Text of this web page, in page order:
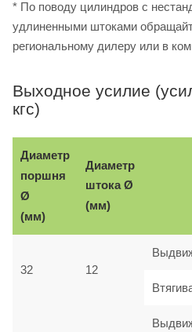
* По поводу цилиндров с
удлиненными штоками
региональному дилеру или в
Выходное усилие
кгс)
Диаметр
поршня
Ø
(мм)
Диаметр
штокаØ
(мм)
32 12